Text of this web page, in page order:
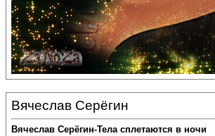
Вячеслав Серёгин
Вячеслав Серёгин-Тела сплетаются в ночи